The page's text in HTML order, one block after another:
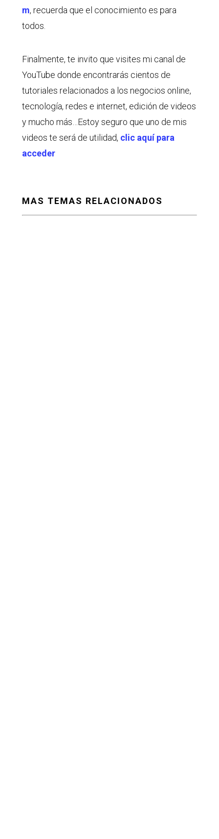
m, recuerda que el conocimiento es para
todos.
Finalmente, te invito que visites mi canal de
YouTube donde encontrarás cientos de
tutoriales relacionados a los negocios online,
tecnología, redes e internet, edición de videos
y mucho más…Estoy seguro que uno de mis
videos te será de utilidad, clic aquí para
acceder
MAS TEMAS RELACIONADOS